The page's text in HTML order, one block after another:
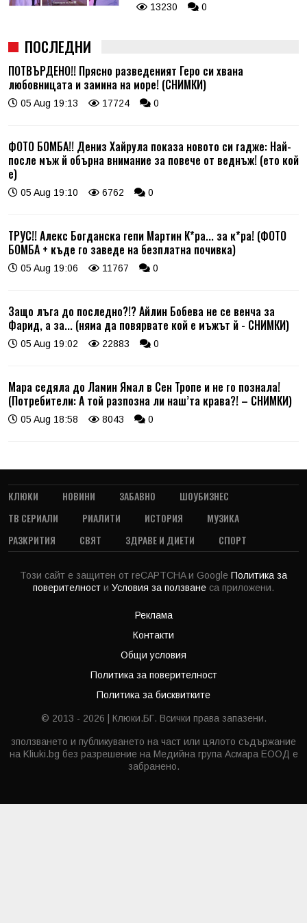
13230 0
ПОСЛЕДНИ
ПОТВЪРДЕНО!! Прясно разведеният Геро си хвана
любовницата и замина на море! (СНИМКИ)
05 Aug 19:13 17724 0
ФОТО БОМБА!! Дениз Хайрула показа новото си гадже: Най-
после мъж й обърна внимание за повече от веднъж! (ето кой
е)
05 Aug 19:10 6762 0
ТРУС!! Алекс Богданска гепи Мартин К*ра... за к*ра! (ФОТО
БОМБА + къде го заведе на безплатна почивка)
05 Aug 19:06 11767 0
Защо лъга до последно?!? Айлин Бобева не се венча за
Фарид, а за... (няма да повярвате кой е мъжът й - СНИМКИ)
05 Aug 19:02 22883 0
Мара седяла до Ламин Ямал в Сен Тропе и не го познала!
(Потребители: А той разпозна ли наш’та крава?! – СНИМКИ)
05 Aug 18:58 8043 0
КЛЮКИ НОВИНИ ЗАБАВНО
ШОУБИЗНЕС
ТВ СЕРИАЛИ
РИАЛИТИ ИСТОРИЯ
МУЗИКА
РАЗКРИТИЯ
СВЯТ ЗДРАВЕ И ДИЕТИ СПОРТ
Този сайт е защитен от reCAPTCHA и Google Политика за
поверителност и Условия за ползване са приложени.
Реклама
Контакти
Общи условия
Политика за поверителност
Политика за бисквитките
© 2013 - 2026 | Клюки.БГ. Всички права запазени.
зползването и публикуването на част или цялото съдържание
на Kliuki.bg без разрешение на Медийна група Асмара ЕООД е
забранено.